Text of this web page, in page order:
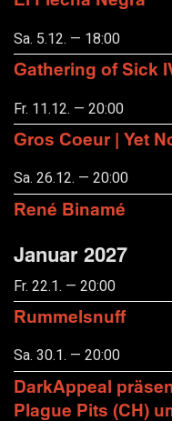
Sa. 5.12. — 18:00
Gathering of Sick
Fr. 11.12. — 20:00
Gros Coeur | Yet
Sa. 26.12. — 20:00
René Binamé
Januar 2027
Fr. 22.1. — 20:00
Rummelsnuff
Sa. 30.1. — 20:00
DarkAppeal
Plague Pits (CH)